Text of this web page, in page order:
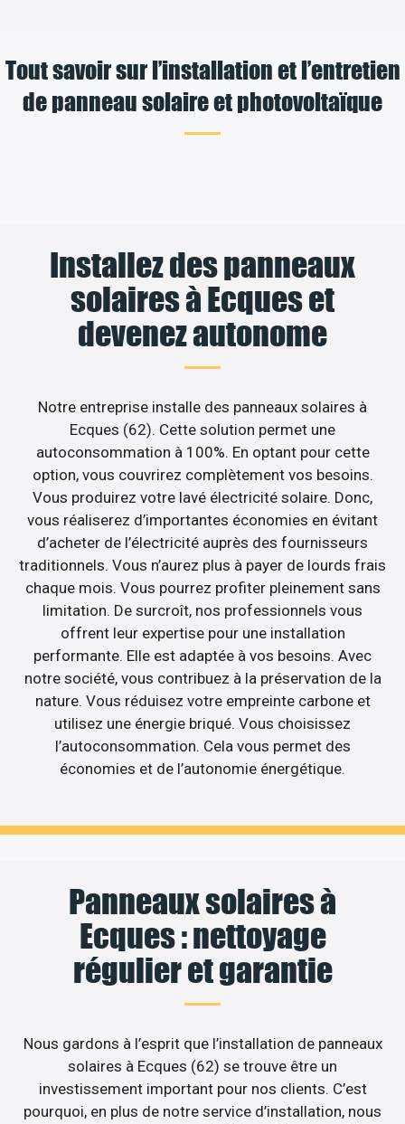
Tout savoir sur l’installation et l’entretien
de panneau solaire et photovoltaïque
Installez des panneaux
solaires à Ecques et
devenez autonome
Notre entreprise installe des panneaux solaires à
Ecques (62). Cette solution permet une
autoconsommation à 100%. En optant pour cette
option, vous couvrirez complètement vos besoins.
Vous produirez votre lavé électricité solaire. Donc,
vous réaliserez d’importantes économies en évitant
d’acheter de l’électricité auprès des fournisseurs
traditionnels. Vous n’aurez plus à payer de lourds frais
chaque mois. Vous pourrez profiter pleinement sans
limitation. De surcroît, nos professionnels vous
offrent leur expertise pour une installation
performante. Elle est adaptée à vos besoins. Avec
notre société, vous contribuez à la préservation de la
nature. Vous réduisez votre empreinte carbone et
utilisez une énergie briqué. Vous choisissez
l’autoconsommation. Cela vous permet des
économies et de l’autonomie énergétique.
Panneaux solaires à
Ecques : nettoyage
régulier et garantie
Nous gardons à l’esprit que l’installation de panneaux
solaires à Ecques (62) se trouve être un
investissement important pour nos clients. C’est
pourquoi, en plus de notre service d’installation, nous